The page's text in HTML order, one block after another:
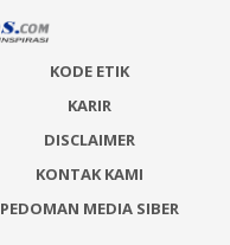
KODE ETIK
KARIR
DISCLAIMER
KONTAK KAMI
PEDOMAN MEDIA SIBER